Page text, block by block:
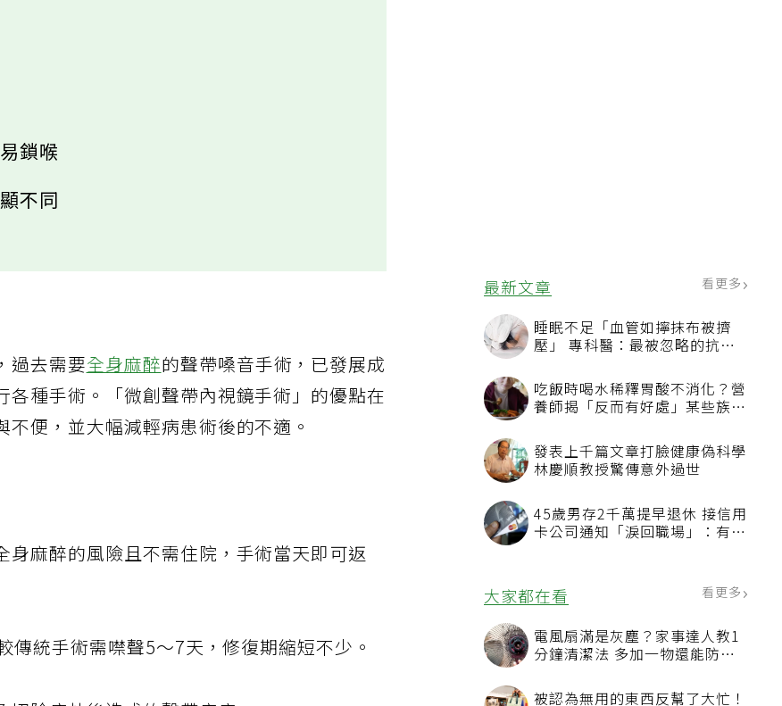
最新文章 看更多
睡眠不足「血管如擰抹布被擠
壓」 專科醫：最被忽略的抗老
吃飯時喝水稀釋胃酸不消化？營
養師揭「反而有好處」某些族群
發表上千篇文章打臉健康偽科學
林慶順教授驚傳意外過世
45歲男存2千萬提早退休 接信用
卡公司通知「淚回職場」：有錢
大家都在看
電風扇滿是灰塵？家事達人教1
鎖喉
不同
過去需要全身麻醉的聲帶嗓音手術，已發展成
種手術。「微創聲帶內視鏡手術」的優點在
便，並大幅減輕病患術後的不適。
麻醉的風險且不需住院，手術當天即可返
統手術需噤聲5～7天，修復期縮短不少。